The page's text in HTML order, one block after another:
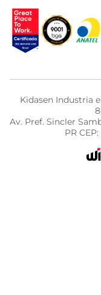
Kidasen Industria
Av. Pref. Sincler
PR